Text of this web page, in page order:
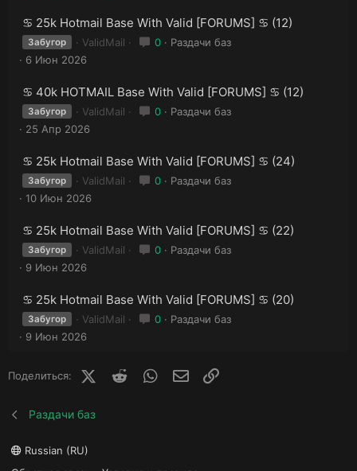
♋ 25k Hotmail Base With Valid [FORUMS] ♋ (12)
Забугор ValidMail 0
Раздачи баз
6 Июн 2026
♋ 40k HOTMAIL Base With Valid [FORUMS] ♋ (12)
Забугор ValidMail 0
Раздачи баз
25 Апр 2026
♋ 25k Hotmail Base With Valid [FORUMS] ♋ (24)
Забугор ValidMail 0
Раздачи баз
10 Июн 2026
♋ 25k Hotmail Base With Valid [FORUMS] ♋ (22)
Забугор ValidMail 0
Раздачи баз
9 Июн 2026
♋ 25k Hotmail Base With Valid [FORUMS] ♋ (20)
Забугор ValidMail 0
Раздачи баз
9 Июн 2026
Поделиться: X (Twitter)Reddit WhatsApp
E-mail
Раздачи баз
Russian (RU)